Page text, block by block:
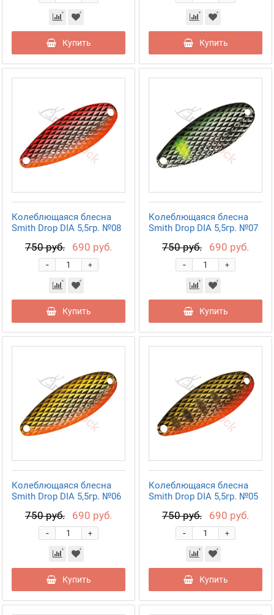
Купить Купить
Колеблющаяся блесна
Smith Drop DIA 5,5гр. №08
750 руб. 690 руб.
+
-
Купить
Колеблющаяся блесна
Smith Drop DIA 5,5гр. №07
750 руб. 690 руб.
+
-
Купить
Колеблющаяся блесна
Smith Drop DIA 5,5гр. №06
750 руб. 690 руб.
+
-
Купить
Колеблющаяся блесна
Smith Drop DIA 5,5гр. №05
750 руб. 690 руб.
+
-
Купить